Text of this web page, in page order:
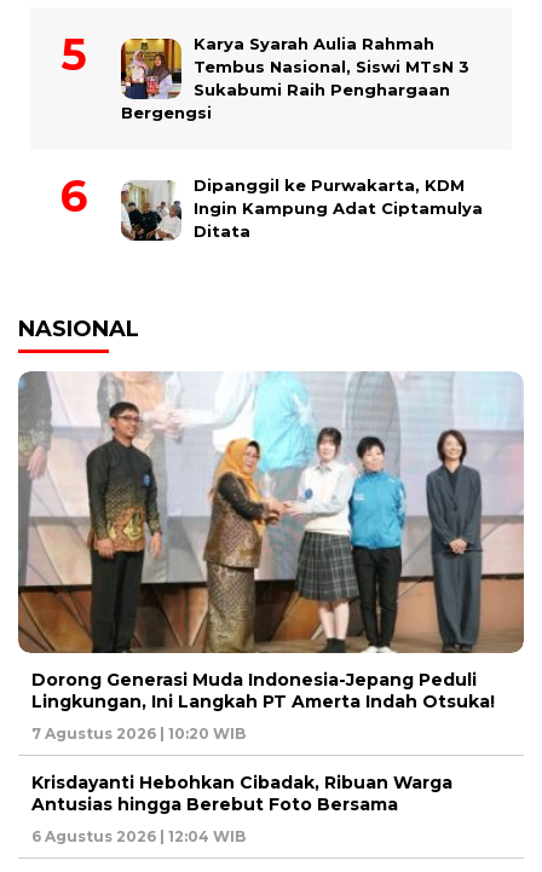
Karya Syarah Aulia Rahmah
Tembus Nasional, Siswi MTsN 3
Sukabumi Raih Penghargaan
Bergengsi
Dipanggil ke Purwakarta, KDM
Ingin Kampung Adat Ciptamulya
Ditata
NASIONAL
Dorong Generasi Muda Indonesia-Jepang Peduli
Lingkungan, Ini Langkah PT Amerta Indah Otsuka!
7 Agustus 2026 | 10:20 WIB
Krisdayanti Hebohkan Cibadak, Ribuan Warga
Antusias hingga Berebut Foto Bersama
6 Agustus 2026 | 12:04 WIB